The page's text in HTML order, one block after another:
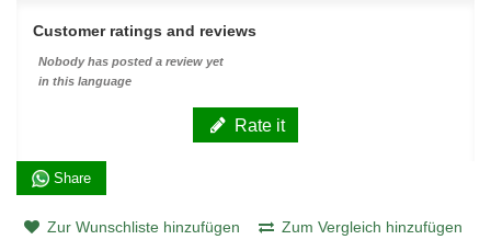
Customer ratings and reviews
Nobody has posted a review yet
in this language
Rate it
Share
Zur Wunschliste hinzufügen
Zum Vergleich hinzufügen